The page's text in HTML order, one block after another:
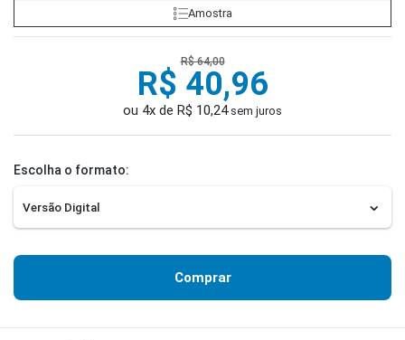
Amostra
R$ 64,00
R$ 40,96
ou 4x de R$ 10,24sem juros
Escolha o formato:
Comprar